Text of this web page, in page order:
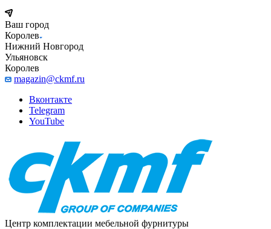
Ваш город
Королев
Нижний Новгород
Ульяновск
Королев
magazin@ckmf.ru
Вконтакте
Telegram
YouTube
Центр комплектации мебельной фурнитуры